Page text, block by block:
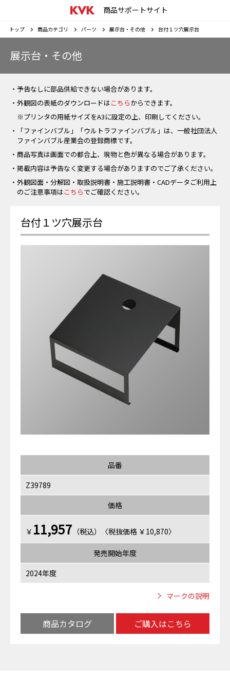
商品サポートサイト
トップ 商品カテゴリ パーツ 展示台・その他 台付１ツ穴展示台
展示台・その他
・予告なしに部品供給できない場合があります。
・外観図の表紙のダウンロードはこちらからできます。
※プリンタの用紙サイズをA3に設定の上、印刷してください。
・「ファインバブル」「ウルトラファインバブル」は、一般社団法人
ファインバブル産業会の登録商標です。
・商品写真は画面での都合上、現物と色が異なる場合があります。
・掲載内容は予告なく変更する場合がありますのでご了承ください。
・外観図面・分解図・取扱説明書・施工説明書・CADデータご利用上
のご注意事項はこちらでご確認ください。
台付１ツ穴展示台
品番
Z39789
価格
￥ 11,957 （税込）〈税抜価格 ￥10,870〉
発売開始年度
2024年度
マークの説明
商品カタログ ご購入はこちら